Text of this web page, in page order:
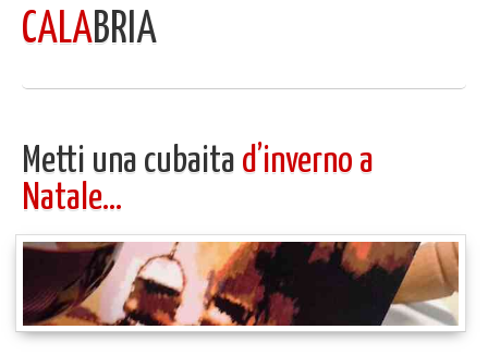
CALABRIA
Metti una cubaita d’inverno a
Natale…